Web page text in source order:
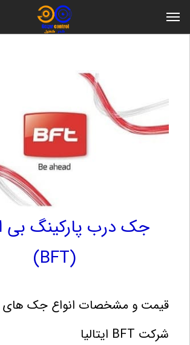
جک درب پارکینگ بی
(BFT)
قیمت و مشخصات انواع جک های
شرکت BFT ایتالیا